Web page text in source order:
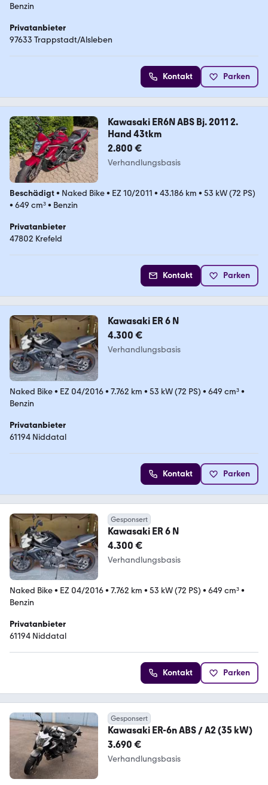
Benzin
Privatanbieter
97633 Trappstadt/Alsleben
Kontakt Parken
Kawasaki ER6N ABS Bj. 2011 2.
Hand 43tkm
2.800 €
Verhandlungsbasis
Beschädigt• Naked Bike• EZ 10/2011 • 43.186 km • 53 kW (72 PS)
• 649 cm³• Benzin
Privatanbieter
47802 Krefeld
Kontakt Parken
Kawasaki ER 6 N
4.300 €
Verhandlungsbasis
Naked Bike• EZ 04/2016• 7.762 km • 53 kW (72 PS) • 649 cm³•
Benzin
Privatanbieter
61194 Niddatal
Kontakt Parken
Gesponsert
Kawasaki ER 6 N
4.300 €
Verhandlungsbasis
Naked Bike• EZ 04/2016• 7.762 km • 53 kW (72 PS) • 649 cm³•
Benzin
Privatanbieter
61194 Niddatal
Kontakt Parken
Gesponsert
Kawasaki ER-6n ABS / A2 (35 kW)
3.690 €
Verhandlungsbasis